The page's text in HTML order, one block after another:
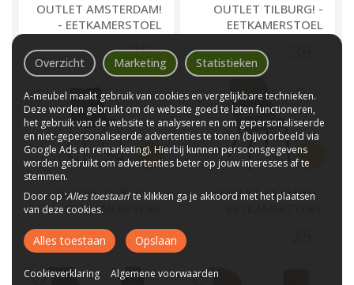
OUTLET AMSTERDAM!
- EETKAMERSTOEL
25,-
OUTLET TILBURG! -
EETKAMERSTOEL
OUTLET TILBURG! -
EETKAMERSTOEL
25,-
OUTLET TILBURG! -
Overzicht Marketing Statistieken
A-meubel maakt gebruik van cookies en vergelijkbare technieken.
Deze worden gebruikt om de website goed te laten functioneren,
het gebruik van de website te analyseren en om gepersonaliseerde
en niet-gepersonaliseerde advertenties te tonen (bijvoorbeeld via
Google Ads en remarketing). Hierbij kunnen persoonsgegevens
worden gebruikt om advertenties beter op jouw interesses af te
stemmen.
Door op ‘Alles toestaan’ te klikken ga je akkoord met het plaatsen
van deze cookies.
Alles toestaan Opslaan
Cookieverklaring Algemene voorwaarden